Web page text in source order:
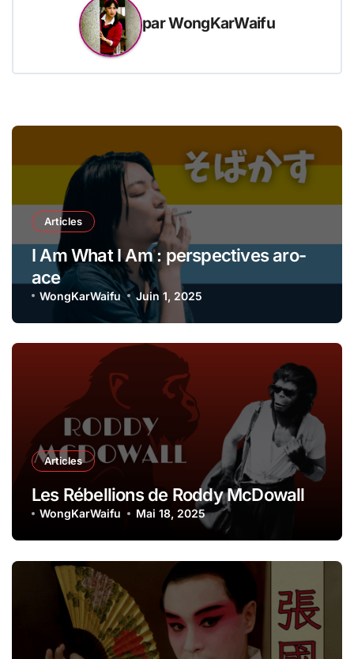
parWongKarWaifu
Articles
I Am What I Am : perspectives aro-
ace
WongKarWaifu Juin 1, 2025
Articles
Les Rébellions de Roddy McDowall
WongKarWaifu Mai 18, 2025